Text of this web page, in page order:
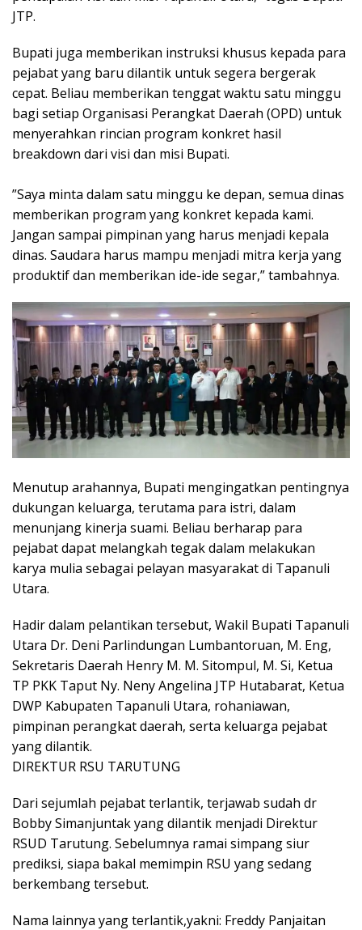
JTP.
Bupati juga memberikan instruksi khusus kepada para
pejabat yang baru dilantik untuk segera bergerak
cepat. Beliau memberikan tenggat waktu satu minggu
bagi setiap Organisasi Perangkat Daerah (OPD) untuk
menyerahkan rincian program konkret hasil
breakdown dari visi dan misi Bupati.
‎​”Saya minta dalam satu minggu ke depan, semua dinas
memberikan program yang konkret kepada kami.
Jangan sampai pimpinan yang harus menjadi kepala
dinas. Saudara harus mampu menjadi mitra kerja yang
produktif dan memberikan ide-ide segar,” tambahnya.
Menutup arahannya, Bupati mengingatkan pentingnya
dukungan keluarga, terutama para istri, dalam
menunjang kinerja suami. Beliau berharap para
pejabat dapat melangkah tegak dalam melakukan
karya mulia sebagai pelayan masyarakat di Tapanuli
Utara.
Hadir dalam pelantikan tersebut, Wakil Bupati Tapanuli
Utara Dr. Deni Parlindungan Lumbantoruan, M. Eng,
Sekretaris Daerah Henry M. M. Sitompul, M. Si, Ketua
TP PKK Taput Ny. Neny Angelina JTP Hutabarat, Ketua
DWP Kabupaten Tapanuli Utara, rohaniawan,
pimpinan perangkat daerah, serta keluarga pejabat
yang dilantik.
DIREKTUR RSU TARUTUNG
Dari sejumlah pejabat terlantik, terjawab sudah dr
Bobby Simanjuntak yang dilantik menjadi Direktur
RSUD Tarutung. Sebelumnya ramai simpang siur
prediksi, siapa bakal memimpin RSU yang sedang
berkembang tersebut.
Nama lainnya yang terlantik,yakni: Freddy Panjaitan